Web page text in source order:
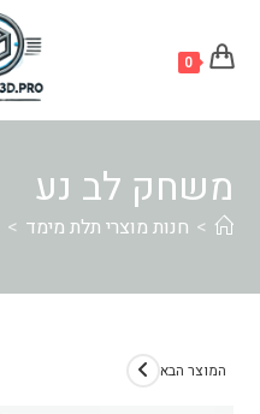
content
0
משחק לב נע
> חנות מוצרי תלת מימד >
המוצר הבא